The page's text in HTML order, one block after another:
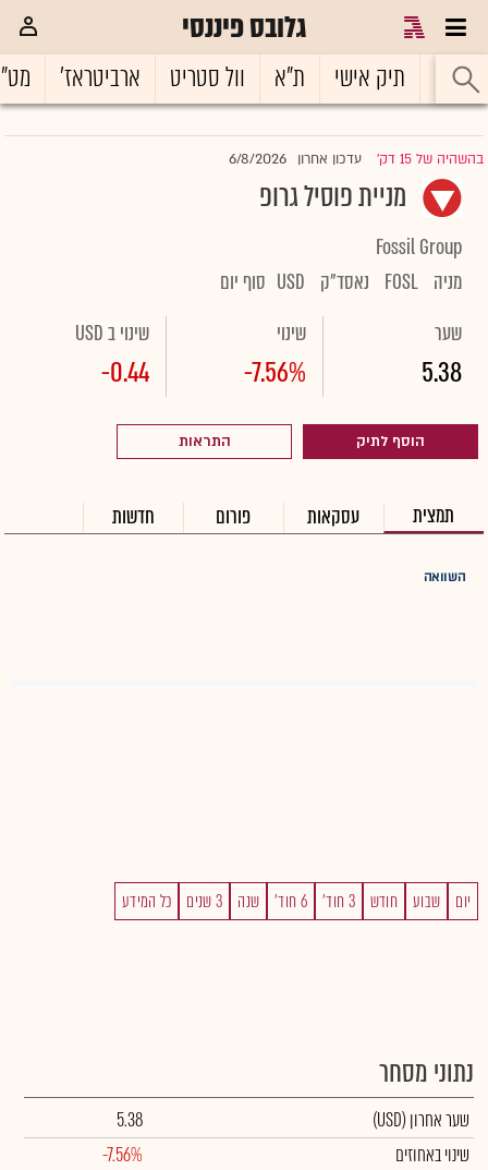
גלובס פיננסי
ראשי תיק אישי ת"א וול סטריט ארביטראז'
בהשהיה של 15 דק' |עדכון אחרון 6/8/2026
מניית פוסיל גרופ
Fossil Group
מניה FOSL נאסד"ק USD סוף יום
שער
5.38
שינוי
-7.56%
שינוי ב USD
-0.44
הוסף לתיק התראות
תמצית עסקאות פורום חדשות
השוואה
יום שבוע חודש 3 חוד' 6 חוד' שנה 3 שנים כל המידע
נתוני מסחר
שער אחרון (USD)
5.38
שינוי באחוזים
-7.56%